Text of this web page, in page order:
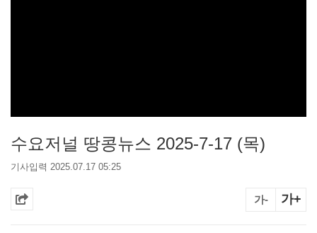
수요저널 땅콩뉴스 2025-7-17 (목)
기사입력 2025.07.17 05:25
가- 가+